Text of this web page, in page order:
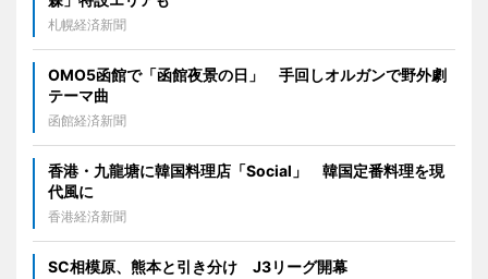
札幌経済新聞
OMO5函館で「函館夜景の日」 手回しオルガンで野外劇
テーマ曲
函館経済新聞
香港・九龍塘に韓国料理店「Social」 韓国定番料理を現
代風に
香港経済新聞
SC相模原、熊本と引き分け J3リーグ開幕